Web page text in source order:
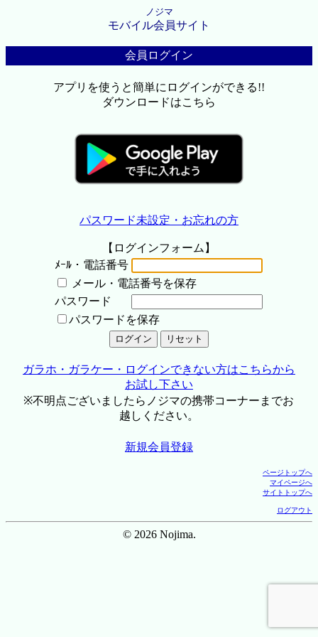
ノジマ
モバイル会員サイト
会員ログイン
アプリを使うと簡単にログインができる!!
ダウンロードはこちら
パスワード未設定・お忘れの方
【ログインフォーム】
ﾒｰﾙ・電話番号
メール・電話番号を保存
パスワード
パスワードを保存
ガラホ・ガラケー・ログインできない方はこちらから
お試し下さい
※不明点ございましたらノジマの携帯コーナーまでお
越しください。
新規会員登録
ページトップへ
マイページへ
サイトトップへ
ログアウト
© 2026 Nojima.